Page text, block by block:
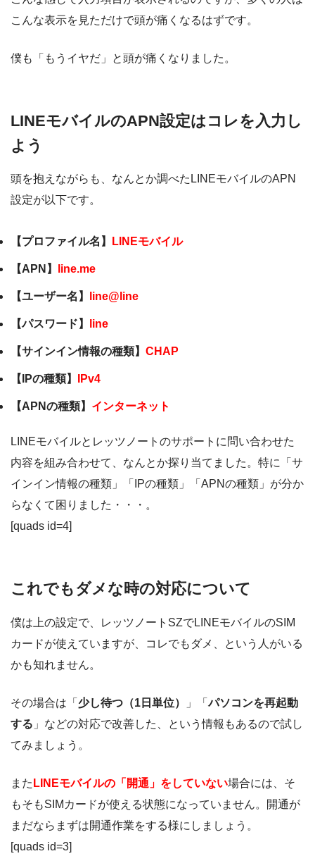
こんな表示を見ただけで頭が痛くなるはずです。
僕も「もうイヤだ」と頭が痛くなりました。
LINEモバイルのAPN設定はコレを入力し
よう
頭を抱えながらも、なんとか調べたLINEモバイルのAPN
設定が以下です。
【プロファイル名】 LINEモバイル
【APN】 line.me
【ユーザー名】 line@line
【パスワード】 line
【サインイン情報の種類】 CHAP
【IPの種類】 IPv4
【APNの種類】 インターネット
LINEモバイルとレッツノートのサポートに問い合わせた
内容を組み合わせて、なんとか探り当てました。特に「サ
インイン情報の種類」「IPの種類」「APNの種類」が分か
らなくて困りました・・・。
[quads id=4]
これでもダメな時の対応について
僕は上の設定で、レッツノートSZでLINEモバイルのSIM
カードが使えていますが、コレでもダメ、という人がいる
かも知れません。
その場合は「 少し待つ（1日単位） 」「パソコンを再起動
する 」などの対応で改善した、という情報もあるので試し
てみましょう。
また LINEモバイルの「開通」をしていない場合には、そ
もそもSIMカードが使える状態になっていません。開通が
まだならまずは開通作業をする様にしましょう。
[quads id=3]